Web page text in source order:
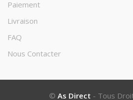
Paiement
Livraison
FAQ
Nous Contacter
© As Direct - Tous